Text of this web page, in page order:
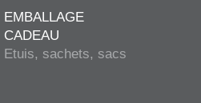
EMBALLAGE
CADEAU
Etuis, sachets, sacs